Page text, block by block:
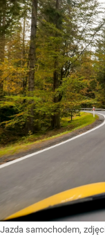
Jazda samochodem,